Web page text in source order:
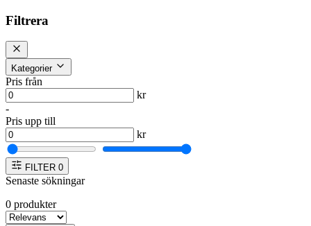
Filtrera
Kategorier
Pris från
kr
-
Pris upp till
kr
FILTER 0
Senaste sökningar
0 produkter